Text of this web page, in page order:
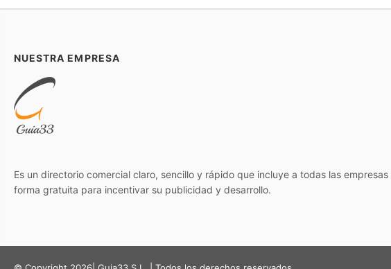
NUESTRA EMPRESA
Es un directorio comercial claro, sencillo y rápido que incluye a todas las
forma gratuita para incentivar su publicidad y desarrollo.